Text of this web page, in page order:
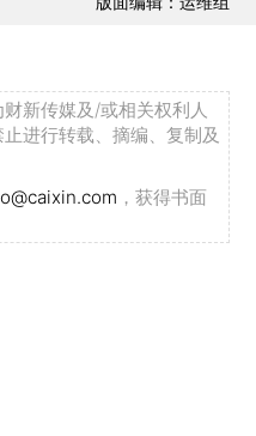
新传媒及/或相关权利人
进行转载、摘编、复制及
，获得书面